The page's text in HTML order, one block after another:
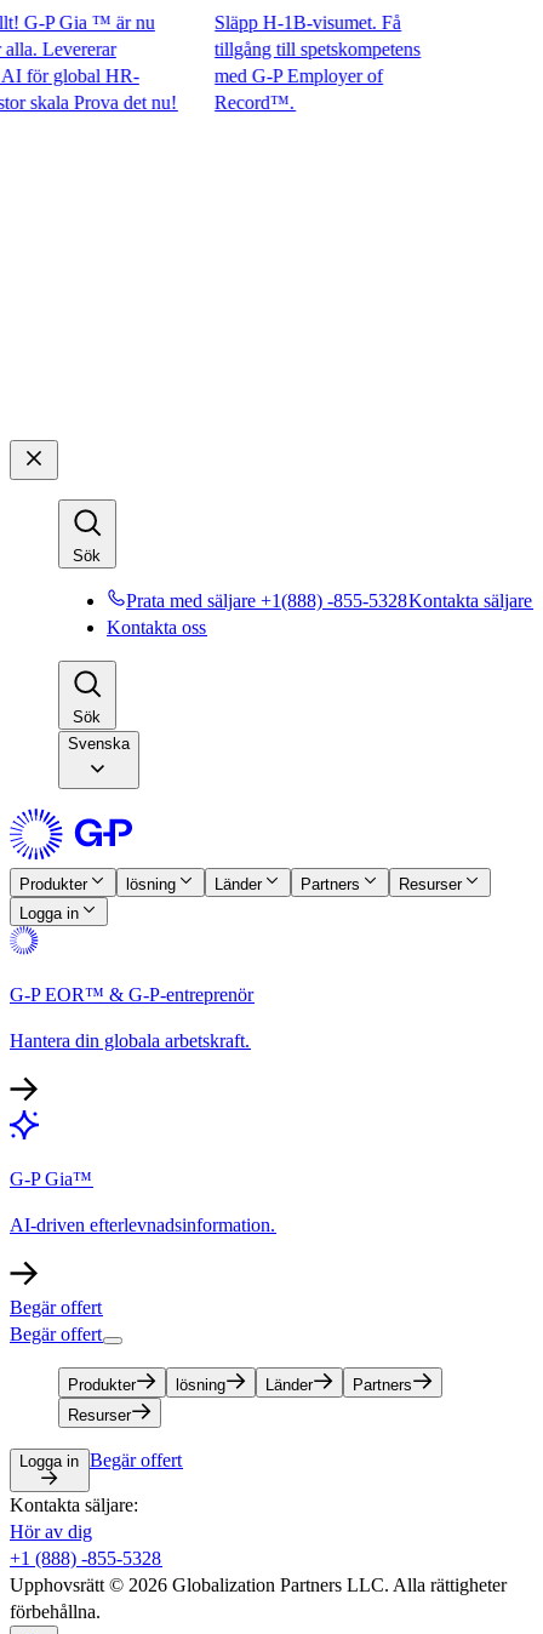
P Gia ™ är nu
global HR-
Prova det nu!​​
Släpp H-1B-visumet. Få
tillgång till spetskompetens
med G-P Employer of
Record™.​​
Sök​​
Prata med säljare +1(888) -855-5328​​Kontakta säljare​​
Kontakta oss​​
Sök​​
Svenska
Produkter​​ lösning​​ Länder​​ Partners​​
Resurser​​
Logga in​​
G-P EOR™ & G-P-entreprenör​​
Hantera din globala arbetskraft.​​
G-P Gia™​​
AI-driven efterlevnadsinformation.​​
Begär offert​​
Begär offert​​
Produkter​​ lösning​​ Länder​​
Partners​​
Resurser​​
Logga in​​ Begär offert​​
Kontakta säljare:​​
Hör av dig​​
+1 (888) -855-5328​​
Upphovsrätt © 2026 Globalization Partners LLC. Alla rättigheter
förbehållna.​​